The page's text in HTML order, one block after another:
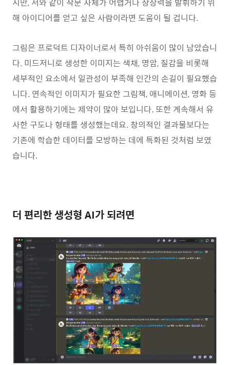
해 아이디어를 얻고 싶은 사람이라면 도움이 될 겁니다.
그림은 프로덕트 디자이너로서 특히 아쉬움이 많이 남았습니
다. 미드저니로 생성한 이미지는 색채, 명암, 질감을 비롯해
세부적인 요소에서 일관성이 부족해 인간의 손길이 필요했습
니다. 연속적인 이미지가 필요한 그림책, 애니메이션, 영화 등
에서 활용하기에는 제약이 많아 보입니다. 또한 계속해서 유
사한 구도나 형태를 생성했는데요. 창의적인 결과물보다는
기존에 학습한 데이터를 모방하는 데에 특화된 것처럼 보였
습니다.
더 편리한 생성형 AI가 되려면